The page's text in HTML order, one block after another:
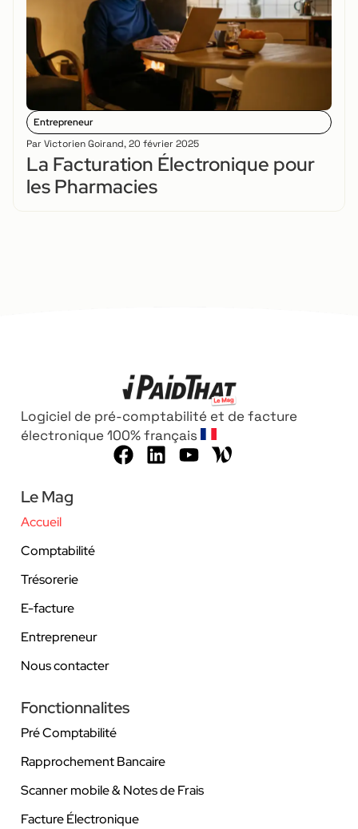
Entrepreneur
Par Victorien Goirand,20 février 2025
La Facturation Électronique pour
les Pharmacies
Logiciel de pré-comptabilité et de facture
électronique 100% français
Le Mag
Accueil
Comptabilité
Trésorerie
E-facture
Entrepreneur
Nous contacter
Fonctionnalites
Pré Comptabilité
Rapprochement Bancaire
Scanner mobile & Notes de Frais
Facture Électronique